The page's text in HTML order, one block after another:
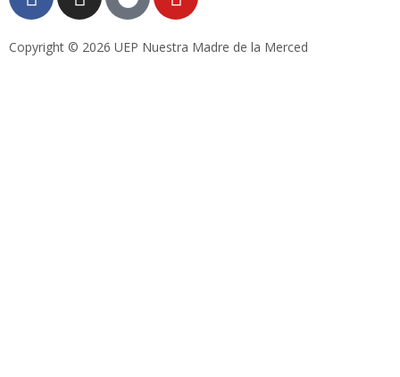
Copyright © 2026 UEP Nuestra Madre de la Merced